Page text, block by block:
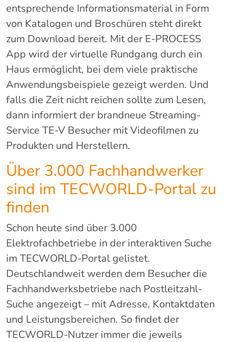
entsprechende Informationsmaterial in Form
von Katalogen und Broschüren steht direkt
zum Download bereit. Mit der E-PROCESS
App wird der virtuelle Rundgang durch ein
Haus ermöglicht, bei dem viele praktische
Anwendungsbeispiele gezeigt werden. Und
falls die Zeit nicht reichen sollte zum Lesen,
dann informiert der brandneue Streaming-
Service TE-V Besucher mit Videofilmen zu
Produkten und Herstellern.
Über 3.000 Fachhandwerker
sind im TECWORLD-Portal zu
finden
Schon heute sind über 3.000
Elektrofachbetriebe in der interaktiven Suche
im TECWORLD-Portal gelistet.
Deutschlandweit werden dem Besucher die
Fachhandwerksbetriebe nach Postleitzahl-
Suche angezeigt – mit Adresse, Kontaktdaten
und Leistungsbereichen. So findet der
TECWORLD-Nutzer immer die jeweils